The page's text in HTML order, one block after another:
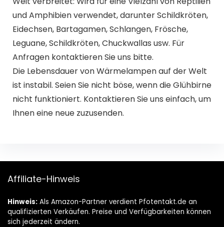
und Amphibien verwendet, darunter Schildkröten,
Eidechsen, Bartagamen, Schlangen, Frösche,
Leguane, Schildkröten, Chuckwallas usw. Für
Anfragen kontaktieren Sie uns bitte.
Die Lebensdauer von Wärmelampen auf der Welt
ist instabil. Seien Sie nicht böse, wenn die Glühbirne
nicht funktioniert. Kontaktieren Sie uns einfach, um
Ihnen eine neue zuzusenden.
Affiliate-Hinweis
Hinweis: Als Amazon-Partner verdient Pfotentakt.de an
qualifizierten Verkäufen. Preise und Verfügbarkeiten können
sich jederzeit ändern.